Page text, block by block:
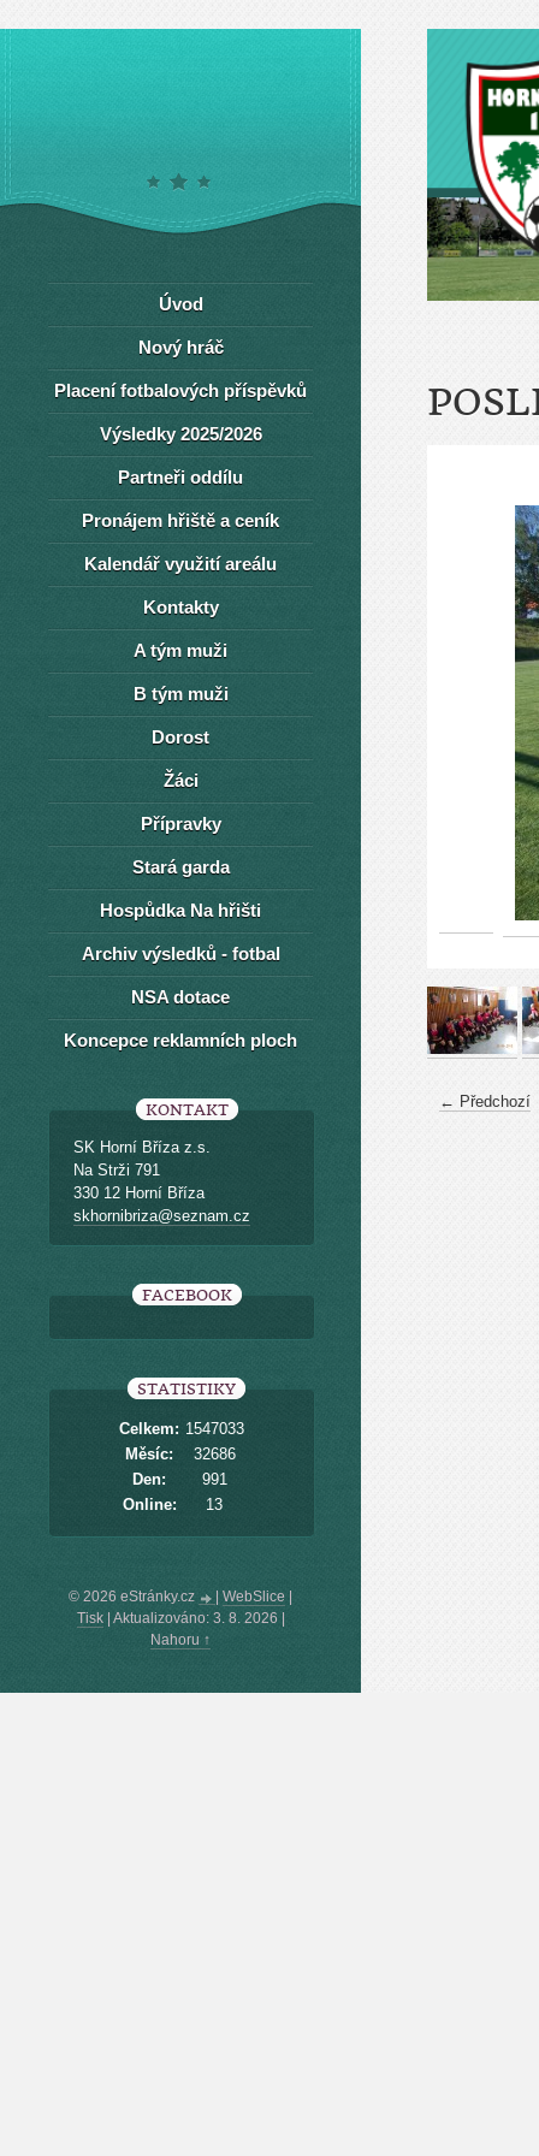
← Předchozí
Úvod
Nový hráč
Placení fotbalových příspěvků
Výsledky 2025/2026
Partneři oddílu
Pronájem hřiště a ceník
Kalendář využití areálu
Kontakty
A tým muži
B tým muži
Dorost
Žáci
Přípravky
Stará garda
Hospůdka Na hřišti
Archiv výsledků - fotbal
NSA dotace
Koncepce reklamních ploch
KONTAKT
SK Horní Bříza z.s.
Na Strži 791
330 12 Horní Bříza
skhornibriza@seznam.cz
FACEBOOK
STATISTIKY
Online: 13
Celkem: 1547033
Měsíc:
32686
Den:
991
© 2026 eStránky.cz WebSlice
Tisk| Aktualizováno: 3. 8. 2026
Nahoru ↑